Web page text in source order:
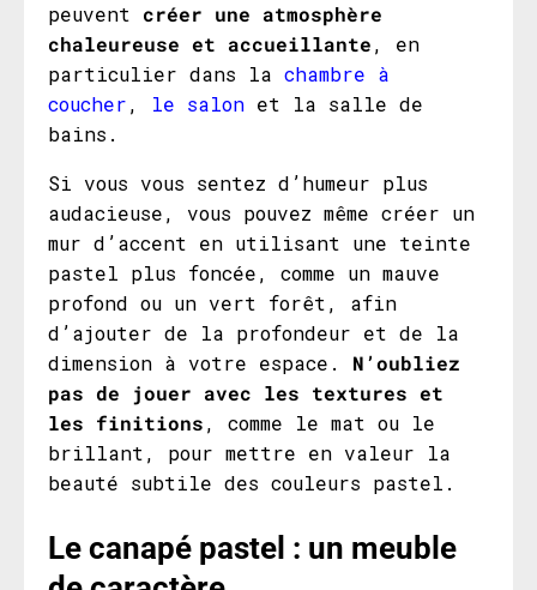
peuvent créer une atmosphère
chaleureuse et accueillante, en
particulier dans la chambre à
coucher, le salon et la salle de
bains.
Si vous vous sentez d’humeur plus
audacieuse, vous pouvez même créer un
mur d’accent en utilisant une teinte
pastel plus foncée, comme un mauve
profond ou un vert forêt, afin
d’ajouter de la profondeur et de la
dimension à votre espace. N’oubliez
pas de jouer avec les textures et
les finitions, comme le mat ou le
brillant, pour mettre en valeur la
beauté subtile des couleurs pastel.
Le canapé pastel : un meuble